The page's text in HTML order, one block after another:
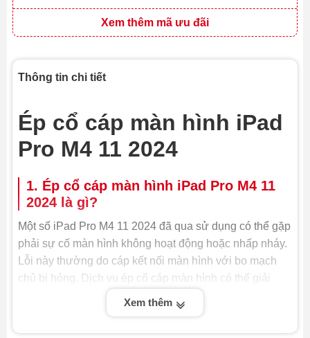
Xem thêm mã ưu đãi
Thông tin chi tiết
Ép cổ cáp màn hình iPad
Pro M4 11 2024
1. Ép cổ cáp màn hình iPad Pro M4 11
2024 là gì?
Một số iPad Pro M4 11 2024 đã qua sử dụng có thể gặp
phải sự cố màn hình không hoạt động hoặc nhấp nháy.
Lỗi này thường do cáp kết nối màn hình với bo mạch
chủ bị hỏng. Dịch vụ ép cổ cáp màn hình có thể giải
Xem thêm